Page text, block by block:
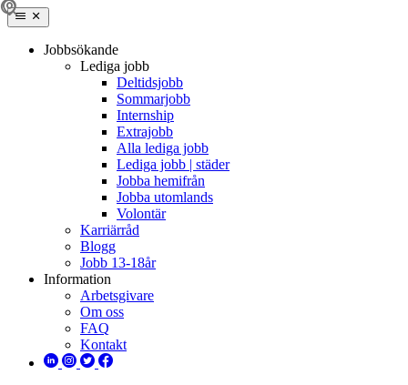
Jobbsökande
Lediga jobb
Deltidsjobb
Sommarjobb
Internship
Extrajobb
Alla lediga jobb
Lediga jobb | städer
Jobba hemifrån
Jobba utomlands
Volontär
Karriärråd
Blogg
Jobb 13-18år
Information
Arbetsgivare
Om oss
FAQ
Kontakt